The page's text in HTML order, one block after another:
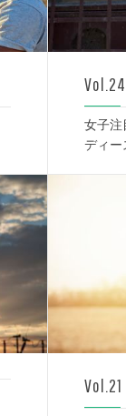
Vol.24
女子注
ディー
Vol.21